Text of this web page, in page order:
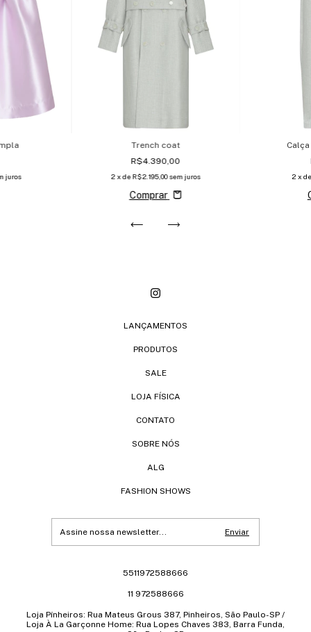
juros
Trench coat
R$4.390,00
2 x deR$2.195,00 sem juros
Comprar
2 x
LANÇAMENTOS
PRODUTOS
SALE
LOJA FÍSICA
CONTATO
SOBRE NÓS
ALG
FASHION SHOWS
5511972588666
11 972588666
Loja Pínheiros: Rua Mateus Grous 387, Pinheiros, São Paulo-SP /
Loja À La Garçonne Home: Rua Lopes Chaves 383, Barra Funda,